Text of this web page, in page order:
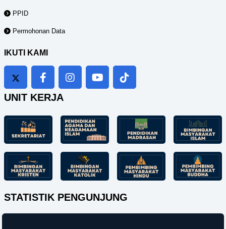
PPID
Permohonan Data
IKUTI KAMI
UNIT KERJA
STATISTIK PENGUNJUNG